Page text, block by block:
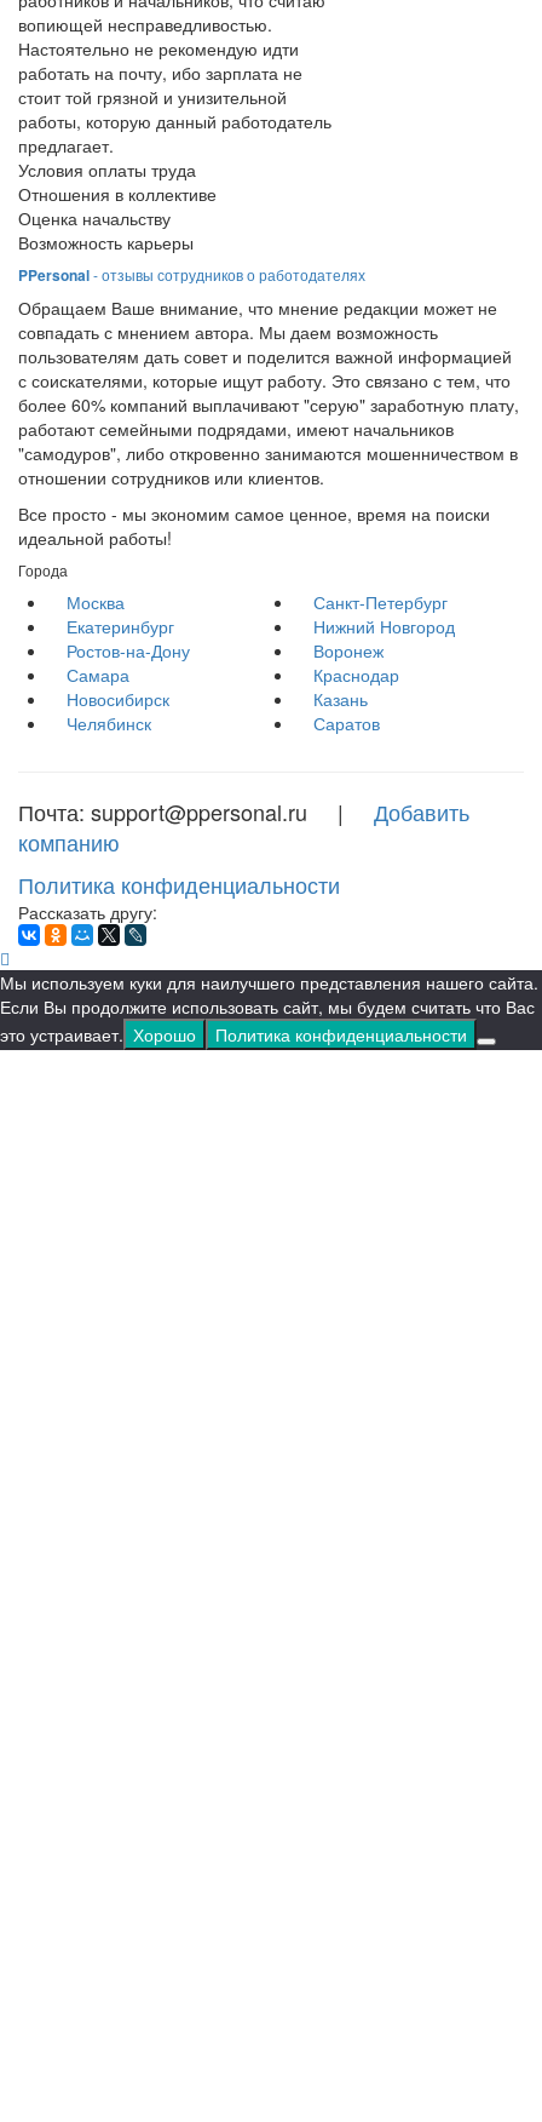
вопиющей несправедливостью.
Настоятельно не рекомендую идти
работать на почту, ибо зарплата не
стоит той грязной и унизительной
работы, которую данный работодатель
предлагает.
Условия оплаты труда
Отношения в коллективе
Оценка начальству
Возможность карьеры
PPersonal- отзывы сотрудников о работодателях
Обращаем Ваше внимание, что мнение редакции может не
совпадать с мнением автора. Мы даем возможность
пользователям дать совет и поделится важной информацией
с соискателями, которые ищут работу. Это связано с тем, что
более 60% компаний выплачивают "серую" заработную плату,
работают семейными подрядами, имеют начальников
"самодуров", либо откровенно занимаются мошенничеством в
отношении сотрудников или клиентов.
Все просто - мы экономим самое ценное, время на поиски
идеальной работы!
Города
Москва
Санкт-Петербург
Екатеринбург
Нижний Новгород
Ростов-на-Дону
Воронеж
Самара
Краснодар
Новосибирск
Казань
Челябинск
Саратов
Почта: support@ppersonal.ru | Добавить
компанию
Политика конфиденциальности
Рассказать другу:
Мы используем куки для наилучшего представления нашего сайта.
Если Вы продолжите использовать сайт, мы будем считать что Вас
это устраивает. Хорошо Политика конфиденциальности